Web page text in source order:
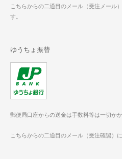
こちらからの二通目のメール（受注メール
す。
ゆうちょ振替
郵便局口座からの送金は手数料等は一切かか
こちらからの二通目のメール（受注確認）